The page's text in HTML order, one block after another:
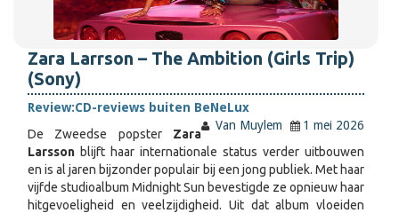
Zara Larrson – The Ambition (Girls Trip)
(Sony)
Review:CD-reviews buiten BeNeLux
Van Muylem
1 mei 2026
De Zweedse popster Zara
Larsson blijft haar internationale status verder uitbouwen
en is al jaren bijzonder populair bij een jong publiek. Met haar
vijfde studioalbum Midnight Sun bevestigde ze opnieuw haar
hitgevoeligheid en veelzijdigheid. Uit dat album vloeiden